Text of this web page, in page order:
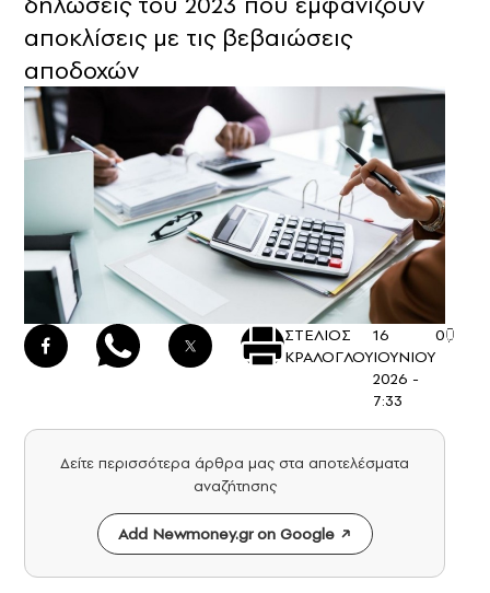
αποκλίσεις με τις βεβαιώσεις
αποδοχών
ΣΤΕΛΙΟΣ
ΚΡΑΛΟΓΛΟΥ
16
ΙΟΥΝΙΟΥ
2026 -
7:33
0
Δείτε περισσότερα άρθρα μας στα αποτελέσματα
αναζήτησης
Add Newmoney.gr on Google